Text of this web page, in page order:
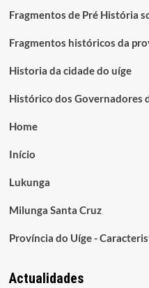
Fragmentos de Pré História
Fragmentos históricos da
Historia da cidade do uíge
Histórico dos Governadores
Home
Início
Lukunga
Milunga Santa Cruz
Província do Uíge -
Actualidades